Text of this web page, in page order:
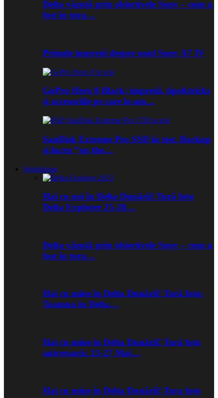
Delta văzută prin obiectivele Sony – cum a
fost în tura…
Primele impresii despre noul Sony A7 IV
GoPro Hero 8 Black: impresii, tips&tricks
și accesoriile pe care le-am…
SanDisk Extreme Pro SSD în test. Backup
și lucru ”on the…
Workshops
Hai cu noi în Delta Dunării! Tură foto
Delta Explorer 25-28…
Delta văzută prin obiectivele Sony – cum a
fost în tura…
Hai cu mine în Delta Dunării! Tură foto:
Toamna în Delta…
Hai cu mine în Delta Dunării! Tură foto
aniversară: 23-27 Mai…
Hai cu mine în Delta Dunării! Tura foto